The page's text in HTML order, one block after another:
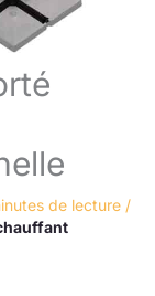
de lecture /